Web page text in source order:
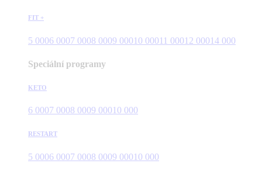
FIT +
5 0006 0007 0008 0009 00010 00011 00012 00014 000
Speciální programy
KETO
6 0007 0008 0009 00010 000
RESTART
5 0006 0007 0008 0009 00010 000